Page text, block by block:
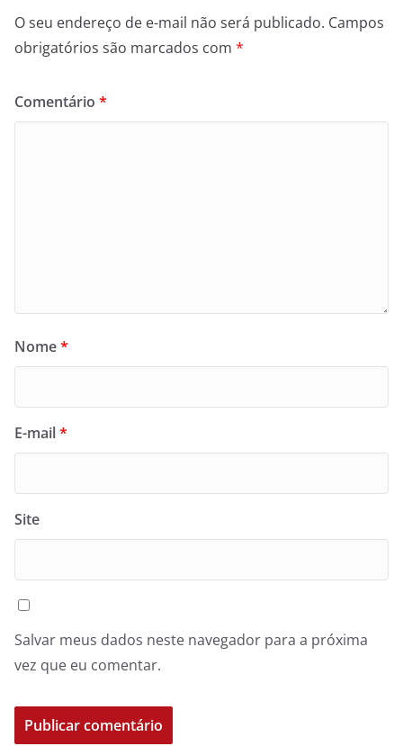
O seu endereço de e-mail não será publicado. Campos
obrigatórios são marcados com *
Comentário *
Nome*
E-mail*
Site
Salvar meus dados neste navegador para a próxima
vez que eu comentar.